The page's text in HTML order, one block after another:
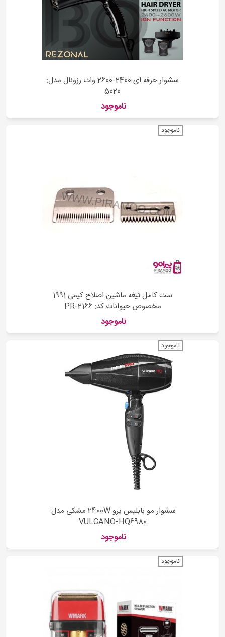
سشوار حرفه ای 2400-2600 وات رزونال مدل:
5020
ناموجود
ناموجود
ست کامل تیغه ماشین اصلاح کیمی 1991
مخصوص حیوانات کد: PR-2166
ناموجود
ناموجود
سشوار مو بابلیس پرو 2400W مشکی مدل:
VULCANO-HQ6980
ناموجود
ناموجود